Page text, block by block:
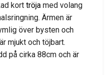
kort tröja med volang
Ärmen är
över bysten och
mjukt och töjbart.
på cirka 88cm och är